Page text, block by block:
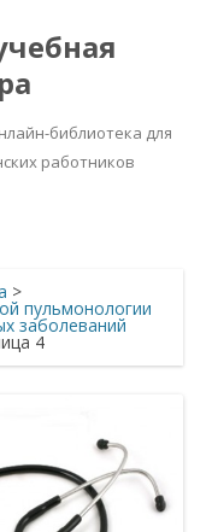
библиотека для
работников
>
пульмонологии
заболеваний
4